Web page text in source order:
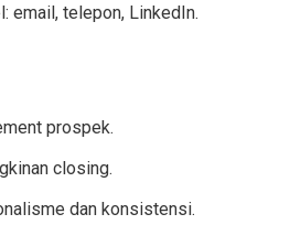
email, telepon, LinkedIn.
prospek.
closing.
dan konsistensi.